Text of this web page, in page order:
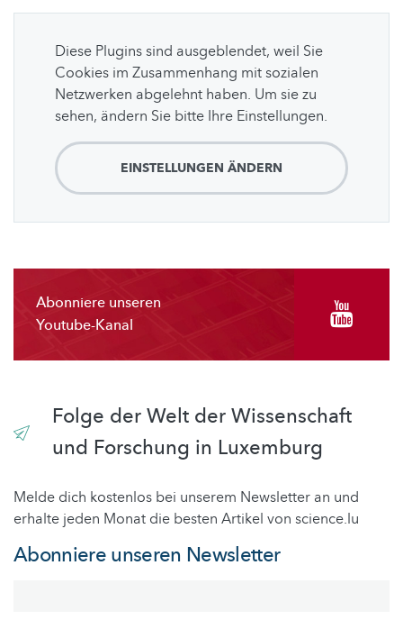
Diese Plugins sind ausgeblendet, weil Sie
Cookies im Zusammenhang mit sozialen
Netzwerken abgelehnt haben. Um sie zu
sehen, ändern Sie bitte Ihre Einstellungen.
EINSTELLUNGEN ÄNDERN
Abonniere unseren
Youtube-Kanal
Folge der Welt der Wissenschaft
und Forschung in Luxemburg
Melde dich kostenlos bei unserem Newsletter an und
erhalte jeden Monat die besten Artikel von science.lu
Abonniere unseren Newsletter